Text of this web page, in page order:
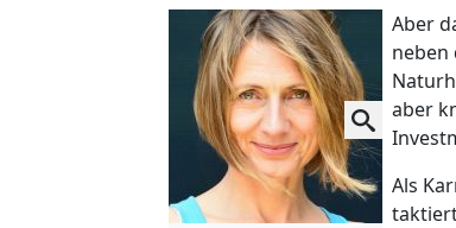
Aber
neben
aber
Als